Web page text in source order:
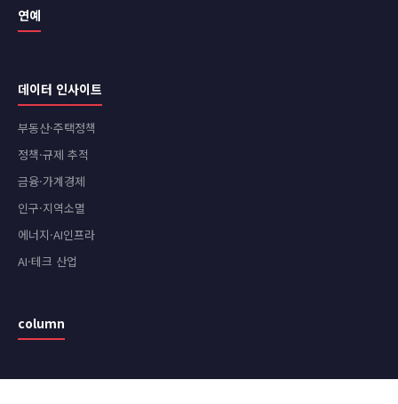
연예
데이터 인사이트
부동산·주택정책
정책·규제 추적
금융·가계경제
인구·지역소멸
에너지·AI인프라
AI·테크 산업
column